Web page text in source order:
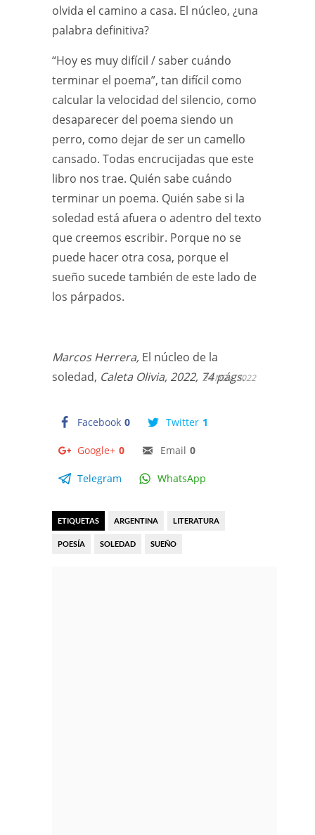
olvida el camino a casa. El núcleo, ¿una
palabra definitiva?
“Hoy es muy difícil / saber cuándo
terminar el poema”, tan difícil como
calcular la velocidad del silencio, como
desaparecer del poema siendo un
perro, como dejar de ser un camello
cansado. Todas encrucijadas que este
libro nos trae. Quién sabe cuándo
terminar un poema. Quién sabe si la
soledad está afuera o adentro del texto
que creemos escribir. Porque no se
puede hacer otra cosa, porque el
sueño sucede también de este lado de
los párpados.
Marcos Herrera, El núcleo de la
soledad, Caleta Olivia, 2022, 74 págs.
Facebook 0 Twitter 1
Google+ 0 Email 0
Telegram WhatsApp
24 NOV, 2022
ETIQUETAS ARGENTINA LITERATURA
POESÍA SOLEDAD SUEÑO